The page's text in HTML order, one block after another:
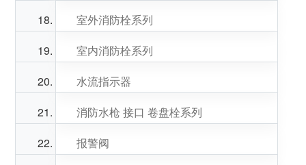
室外消防栓系列
室内消防栓系列
水流指示器
消防水枪 接口 卷盘栓系列
报警阀